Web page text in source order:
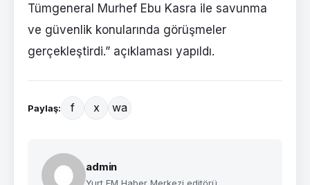
Tümgeneral Murhef Ebu Kasra ile savunma
ve güvenlik konularında görüşmeler
gerçekleştirdi.” açıklaması yapıldı.
Paylaş: f x wa
admin